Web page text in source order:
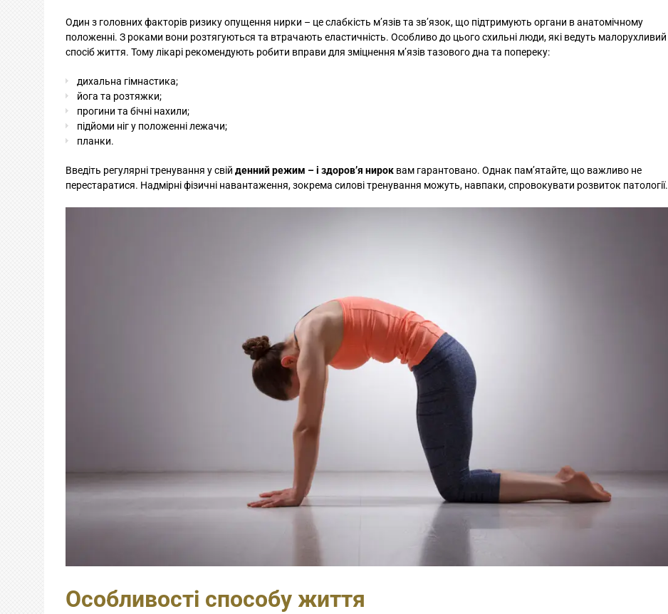
Один з головних факторів ризику опущення нирки – це слабкість м’язів та зв’язок, що підтримують органи в анатомічному
положенні. З роками вони розтягуються та втрачають еластичність. Особливо до цього схильні люди, які ведуть малорухливий
спосіб життя. Тому лікарі рекомендують робити вправи для зміцнення м’язів тазового дна та попереку:
дихальна гімнастика;
йога та розтяжки;
прогини та бічні нахили;
підйоми ніг у положенні лежачи;
планки.
Введіть регулярні тренування у свій денний режим – і здоров’я нирок вам гарантовано. Однак пам’ятайте, що важливо не
перестаратися. Надмірні фізичні навантаження, зокрема силові тренування можуть, навпаки, спровокувати розвиток патології.
Особливості способу життя